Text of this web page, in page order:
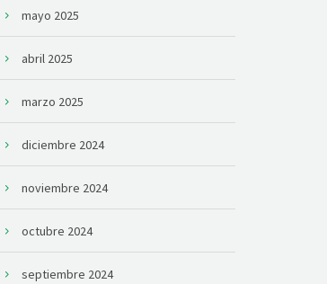
mayo 2025
abril 2025
marzo 2025
diciembre 2024
noviembre 2024
octubre 2024
septiembre 2024